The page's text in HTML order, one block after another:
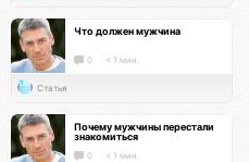
Что должен мужчина
0 < 1 мин.
Статья
Почему мужчины перестали
знакомиться
0 < 1 мин.